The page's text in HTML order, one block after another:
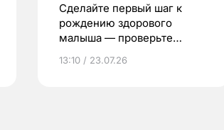
Сделайте первый шаг к
рождению здорового
малыша — проверьте
по ОМС!
13:10 / 23.07.26